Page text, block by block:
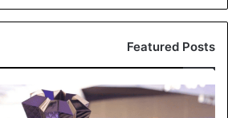
Featured Posts
قمة
بين